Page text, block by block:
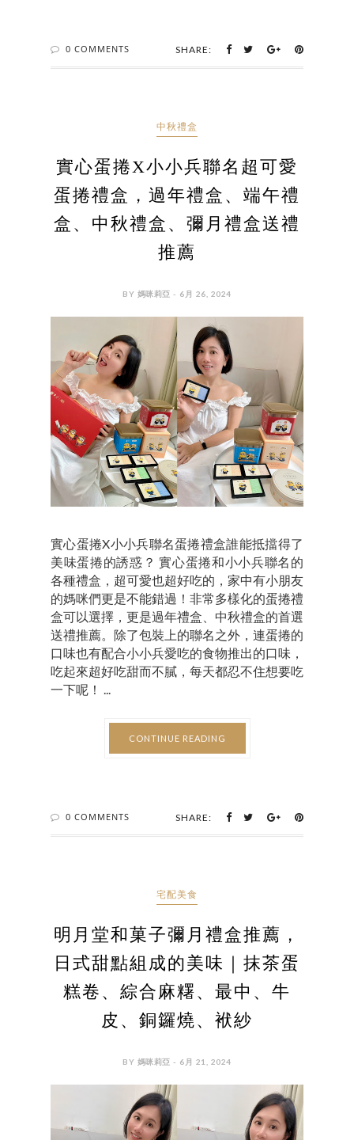
0 COMMENTS SHARE:
中秋禮盒
實心蛋捲X小小兵聯名超可愛
蛋捲禮盒，過年禮盒、端午禮
盒、中秋禮盒、彌月禮盒送禮
推薦
BY 媽咪莉亞 - 6月 26, 2024
實心蛋捲X小小兵聯名蛋捲禮盒誰能抵擋得了
美味蛋捲的誘惑？ 實心蛋捲和小小兵聯名的
各種禮盒，超可愛也超好吃的，家中有小朋友
的媽咪們更是不能錯過！非常多樣化的蛋捲禮
盒可以選擇，更是過年禮盒、中秋禮盒的首選
送禮推薦。除了包裝上的聯名之外，連蛋捲的
口味也有配合小小兵愛吃的食物推出的口味，
吃起來超好吃甜而不膩，每天都忍不住想要吃
一下呢！ ...
CONTINUE READING
0 COMMENTS SHARE:
宅配美食
明月堂和菓子彌月禮盒推薦，
日式甜點組成的美味｜抹茶蛋
糕卷、綜合麻糬、最中、牛
皮、銅鑼燒、袱紗
BY 媽咪莉亞 - 6月 21, 2024